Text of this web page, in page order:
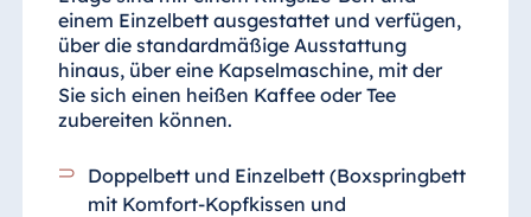
einem Einzelbett ausgestattet und verfügen,
über die standardmäßige Ausstattung
hinaus, über eine Kapselmaschine, mit der
Sie sich einen heißen Kaffee oder Tee
zubereiten können.
Doppelbett und Einzelbett (Boxspringbett
mit Komfort-Kopfkissen und